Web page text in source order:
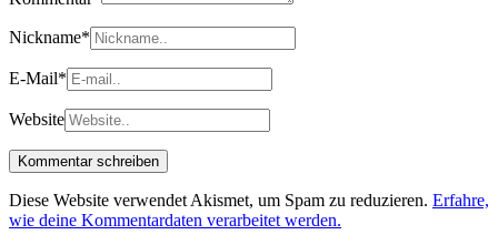
Nickname*
E-Mail*
Website
Diese Website verwendet Akismet, um Spam zu reduzieren. Erfahre,
wie deine Kommentardaten verarbeitet werden.